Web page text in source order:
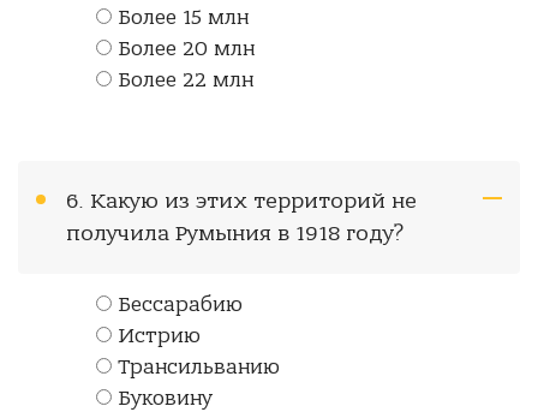
Более 15 млн
Более 20 млн
Более 22 млн
6. Какую из этих территорий не
получила Румыния в 1918 году?
Бессарабию
Истрию
Трансильванию
Буковину